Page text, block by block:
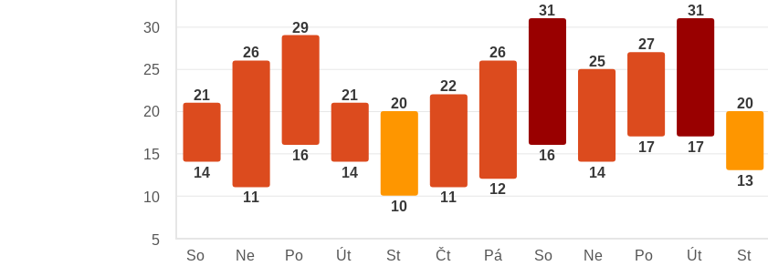
21
14
26
11
29
16
21
14
20
10
22
11
26
12
31
16
25
14
27
17
31
17
20
13
30
25
20
15
10
5
So
Ne Po Út St Čt Pá So Ne Po Út St